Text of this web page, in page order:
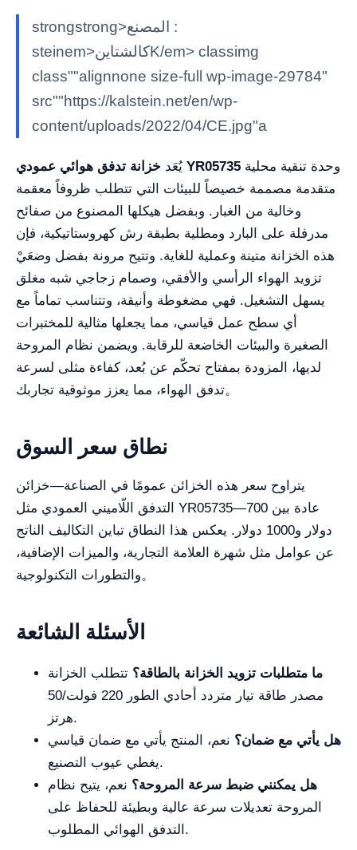
strongstrong>المصنع :
steinem>كالشتاينK/em> classimg
class""alignnone size-full wp-image-29784"
src""https://kalstein.net/en/wp-
content/uploads/2022/04/CE.jpg"a
يُعَد خزانة تدفق هوائي عمودي YR05735
متقدمة مصممة خصيصاً للبيئات التي تتطلب ظروفاً معقمة
وخالية من الغبار. وبفضل هيكلها المصنوع من صفائح
مدرفلة على البارد ومطلية بطبقة رش كهروستاتيكية، فإن
هذه الخزانة متينة وعملية للغاية. وتتيح مرونة بفضل وضعَيْ
تزويد الهواء الرأسي والأفقي، وصمام زجاجي شبه مغلق
يسهل التشغيل. فهي مضغوطة وأنيقة، وتتناسب تماماً مع
أي سطح عمل قياسي، مما يجعلها مثالية للمختبرات
الصغيرة والبيئات الخاضعة للرقابة. ويضمن نظام المروحة
لديها، المزودة بمفتاح تحكّم عن بُعد، كفاءة مثلى لسرعة
تدفق الهواء، مما يعزز موثوقية تجاربك。
نطاق سعر السوق
يتراوح سعر هذه الخزائن عمومًا في الصناعة—خزائن
التدفق اللّاميني العمودي مثل YR05735—عادة بين 700
دولار و1000 دولار. يعكس هذا النطاق تباين التكاليف الناتج
عن عوامل مثل شهرة العلامة التجارية، والميزات الإضافية،
والتطورات التكنولوجية。
الأسئلة الشائعة
ما متطلبات تزويد الخزانة بالطاقة؟ تتطلب الخزانة
مصدر طاقة تيار متردد أحادي الطور 220 فولت/50
هرتز.
هل يأتي مع ضمان؟ نعم، المنتج يأتي مع ضمان قياسي
يغطي عيوب التصنيع.
هل يمكنني ضبط سرعة المروحة؟ نعم، يتيح نظام
المروحة تعديلات سرعة عالية وبطيئة للحفاظ على
التدفق الهوائي المطلوب.